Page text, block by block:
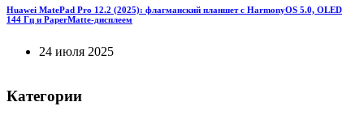
Huawei MatePad Pro 12.2 (2025): флагманский планшет с HarmonyOS 5.0, OLED
144 Гц и PaperMatte-дисплеем
24 июля 2025
Категории